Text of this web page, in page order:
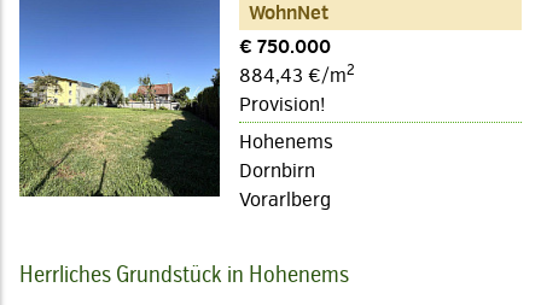
WohnNet
€ 750.000
884,43 €/m2
Provision!
Hohenems
Dornbirn
Vorarlberg
Herrliches Grundstück in Hohenems